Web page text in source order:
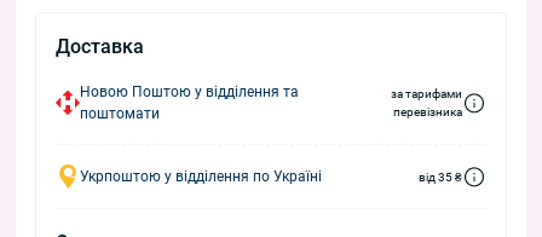
Доставка
Новою Поштою у відділення та
поштомати
за тарифами
перевізника
Укрпоштою у відділення по Україні від 35 ₴